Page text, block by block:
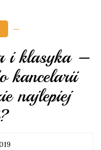
i klasyka –
kancelarii
najlepiej